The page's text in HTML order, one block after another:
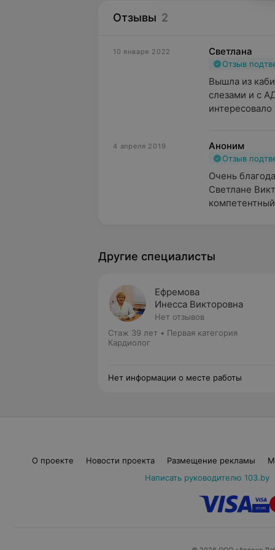
Отзывы 2
10 января 2022 Светлана
Отзыв
Вышла из
слезами и с
4 апреля 2019 Аноним
Отзыв
Очень
Светлане
Другие специалисты
Ефремова
Инесса Викторовна
Нет отзывов
Стаж 39 лет • Первая категория
Кардиолог
Нет информации о месте работы
О проекте Новости проекта Размещение рекламы
Написать руководителю 103.by